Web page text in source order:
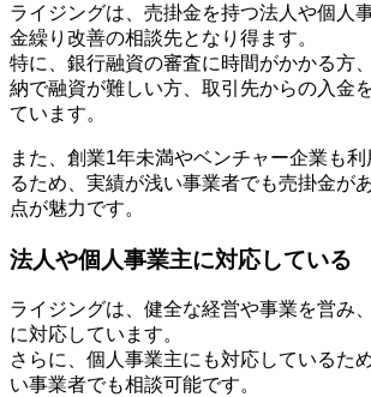
ライジングは、売掛金を持つ法人や個人
金繰り改善の相談先となり得ます。
特に、銀行融資の審査に時間がかかる方
納で融資が難しい方、取引先からの入金
ています。
また、創業1年未満やベンチャー企業も
るため、実績が浅い事業者でも売掛金が
点が魅力です。
法人や個人事業主に対応している
ライジングは、健全な経営や事業を営み
に対応しています。
さらに、個人事業主にも対応しているた
い事業者でも相談可能です。